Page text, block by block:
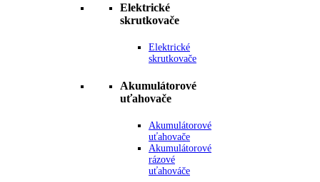
Elektrické
skrutkovače
Elektrické
skrutkovače
Akumulátorové
uťahovače
Akumulátorové
uťahovače
Akumulátorové
rázové
uťahováče